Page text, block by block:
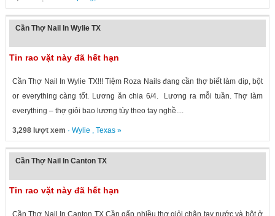
Cần Thợ Nail In Wylie TX
Tin rao vặt này đã hết hạn
Cần Thợ Nail In Wylie TX!!! Tiệm Roza Nails đang cần thợ biết làm dip, bột
or everything càng tốt. Lương ăn chia 6/4. Lương ra mỗi tuần. Thợ làm
everything – thợ giỏi bao lương tùy theo tay nghề....
3,298 lượt xem · Wylie , Texas»
Cần Thợ Nail In Canton TX
Tin rao vặt này đã hết hạn
Cần Thợ Nail In Canton TX Cần gấp nhiều thợ giỏi chân tay nước và bột ở